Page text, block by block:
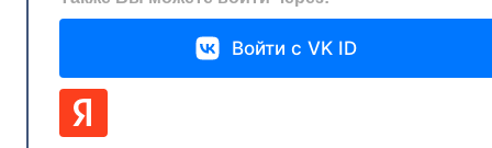
Войти с VK ID